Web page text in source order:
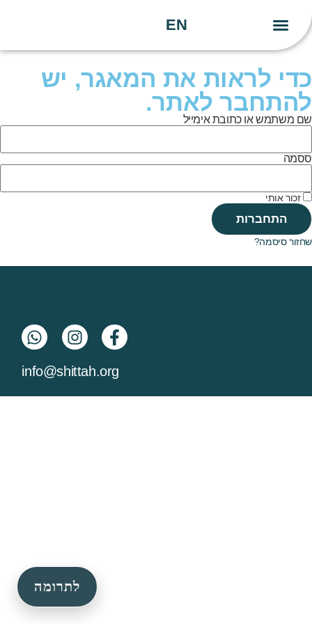
לתרומה
EN
כדי לראות את המאגר, יש
להתחבר לאתר.
שם משתמש או כתובת אימייל
ססמה
זכור אותי
התחברות
שחזור סיסמה?
info@shittah.org